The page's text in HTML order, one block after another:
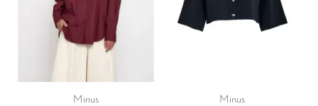
Minus Minus